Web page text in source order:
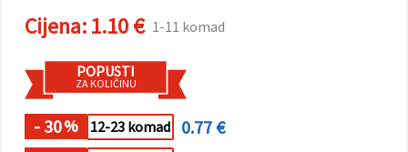
preferencije
odabirom
određene
vrste
klikom na
gumb
Cijena:1.10 € 1-11 komad
POPUSTI
ZA KOLIČINU
- 30% 12-23 komad
0.77 €